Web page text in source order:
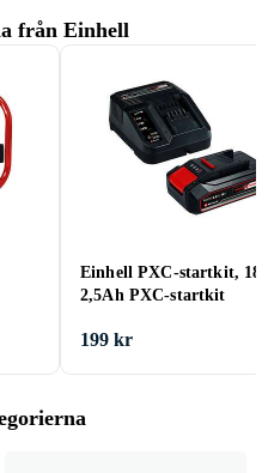
från Einhell
Einhell PXC-startkit,
2,5Ah PXC-startkit
199 kr